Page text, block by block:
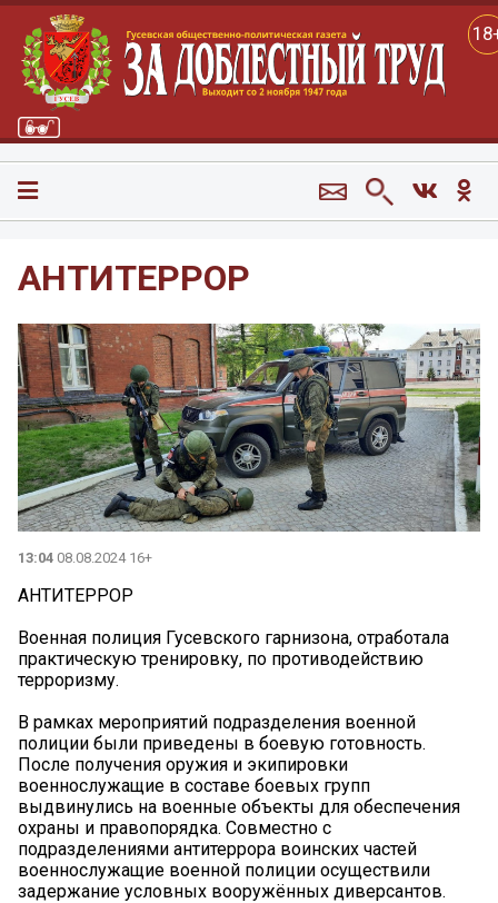
АНТИТЕРРОР
13:04 08.08.2024 16+
АНТИТЕРРОР
Военная полиция Гусевского гарнизона, отработала
практическую тренировку, по противодействию
терроризму.
В рамках мероприятий подразделения военной
полиции были приведены в боевую готовность.
После получения оружия и экипировки
военнослужащие в составе боевых групп
выдвинулись на военные объекты для обеспечения
охраны и правопорядка. Совместно с
подразделениями антитеррора воинских частей
военнослужащие военной полиции осуществили
задержание условных вооружённых диверсантов.